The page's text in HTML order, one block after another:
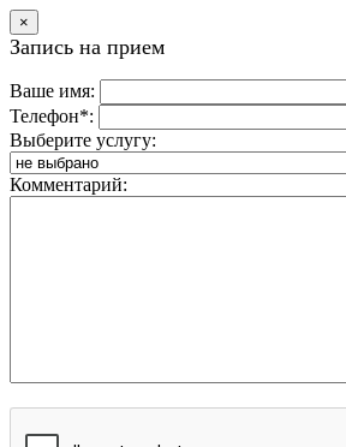
×
Запись на прием
Ваше имя:
Телефон*:
Выберите услугу:
Комментарий: